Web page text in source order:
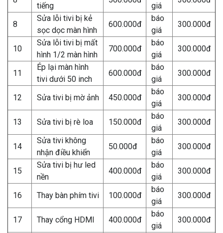
tiếng
giá
8
Sửa lỗi tivi bị kẻ
sọc dọc màn hình
600.000đ
báo
giá
300.000đ
10
Sửa lỗi tivi bị mất
hình 1/2 màn hình
700.000đ
báo
giá
300.000đ
11
Ép lại màn hình
tivi dưới 50 inch
600.000đ
báo
giá
300.000đ
12 Sửa tivi bị mờ ảnh 450.000đ
báo
giá
300.000đ
13 Sửa tivi bị rè loa 150.000đ
báo
giá
300.000đ
14
Sửa tivi không
nhận điều khiển
50.000đ
báo
giá
300.000đ
15
Sửa tivi bị hư led
nền
400.000đ
báo
giá
300.000đ
16 Thay bàn phím tivi 100.000đ
báo
giá
300.000đ
17 Thay cổng HDMI 400.000đ
báo
giá
300.000đ